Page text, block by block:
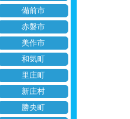
備前市
赤磐市
美作市
和気町
里庄町
新庄村
勝央町